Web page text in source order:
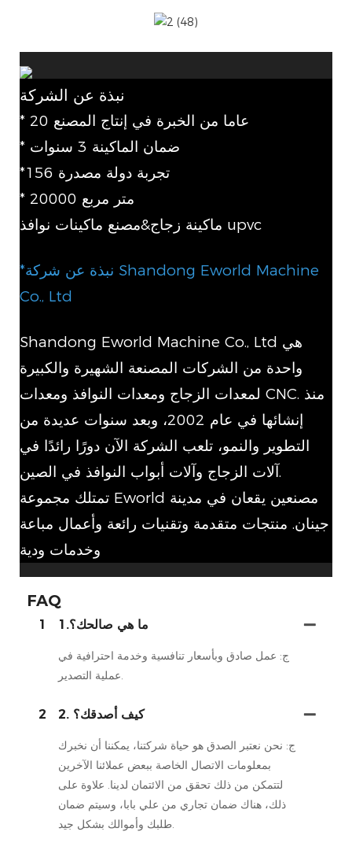
نبذة عن الشركة
* 20 عاما من الخبرة في إنتاج المصنع
ماكينة زجاج&مصنع ماكينات نوافذ upvc
*نبذة عن شركة Shandong Eworld Machine
Co., Ltd
Shandong Eworld Machine Co., Ltd هي
واحدة من الشركات المصنعة الشهيرة والكبيرة
لمعدات الزجاج ومعدات النوافذ ومعدات CNC. منذ
إنشائها في عام 2002، وبعد سنوات عديدة من
التطوير والنمو، تلعب الشركة الآن دورًا رائدًا في
آلات الزجاج وآلات أبواب النوافذ في الصين.
تمتلك مجموعة Eworld مصنعين يقعان في مدينة
جينان. منتجات متقدمة وتقنيات رائعة وأعمال مباعة
وخدمات ودية
FAQ
1 1.ما هي صالحك؟
ج: عمل صادق وبأسعار تنافسية وخدمة احترافية في
عملية التصدير.
2 2. كيف أصدقك؟
ج: نحن نعتبر الصدق هو حياة شركتنا، يمكننا أن نخبرك
بمعلومات الاتصال الخاصة ببعض عملائنا الآخرين
لتتمكن من ذلك تحقق من الائتمان لدينا. علاوة على
ذلك، هناك ضمان تجاري من علي بابا، وسيتم ضمان
طلبك وأموالك بشكل جيد.